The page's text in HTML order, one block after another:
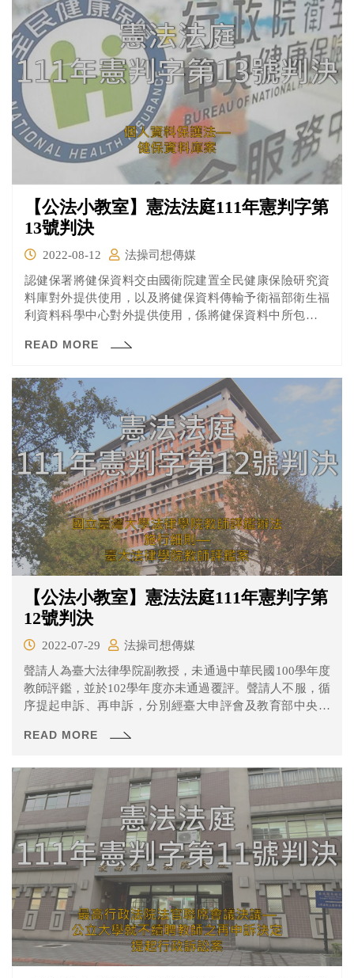
【公法小教室】憲法法庭111年憲判字第
13號判決
2022-08-12
法操司想傳媒
認健保署將健保資料交由國衛院建置全民健康保險研究資
料庫對外提供使用，以及將健保資料傳輸予衛福部衛生福
利資料科學中心對外提供使用，係將健保資料中所包含之
的，為原始蒐集目的外之使用，有違法之情事。經循訴
READ MORE
【公法小教室】憲法法庭111年憲判字第
12號判決
2022-07-29
法操司想傳媒
聲請人為臺大法律學院副教授，未通過中華民國100學年度
教師評鑑，並於102學年度亦未通過覆評。聲請人不服，循
序提起申訴、再申訴，分別經臺大申評會及教育部中央教
請人因此向司法院大法官聲請釋憲。
READ MORE